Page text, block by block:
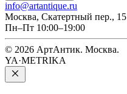
info@artantique.ru
Москва, Скатертный пер., 15
Пн–Пт 10:00–19:00
© 2026 АртАнтик. Москва.
YA·METRIKA